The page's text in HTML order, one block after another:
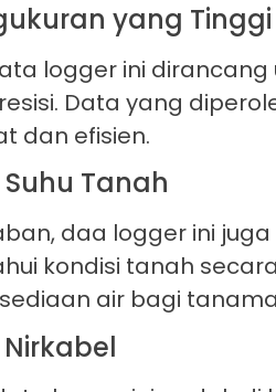
yang Tinggi
logger ini
Data yang
dan efisien.
Tanah
daa logger ini
kondisi tanah
air bagi